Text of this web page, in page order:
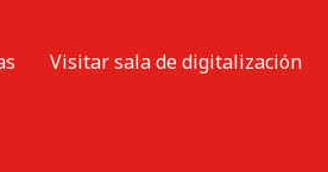
Visitar sala de digitalización